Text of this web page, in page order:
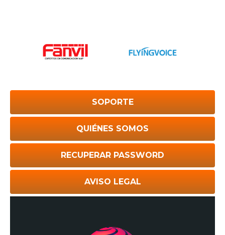
SOPORTE
QUIÉNES SOMOS
RECUPERAR PASSWORD
AVISO LEGAL